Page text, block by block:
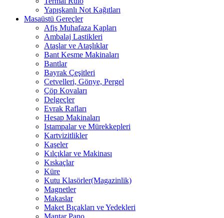
Yapışkanlı Not Kağıtları
Masaüstü Gereçler
Afiş Muhafaza Kapları
Ambalaj Lastikleri
Ataşlar ve Ataşlıklar
Bant Kesme Makinaları
Bantlar
Bayrak Çeşitleri
Cetvelleri, Gönye, Pergel
Çöp Kovaları
Delgeçler
Evrak Rafları
Hesap Makinaları
Istampalar ve Mürekkepleri
Kartvizitlikler
Kaşeler
Kılçıklar ve Makinası
Kıskaçlar
Küre
Kutu Klasörler(Magazinlik)
Magnetler
Makaslar
Maket Bıçakları ve Yedekleri
Mantar Pano